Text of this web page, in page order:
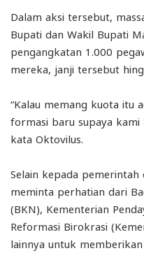
Dalam aksi tersebut,
Bupati dan Wakil Bupati
pengangkatan 1.000
mereka, janji tersebut
“Kalau memang kuota itu
formasi baru supaya kami
kata Oktovilus.
Selain kepada
meminta perhatian dari
(BKN), Kementerian
Reformasi Birokrasi
lainnya untuk